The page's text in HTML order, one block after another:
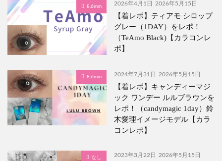
8.6mm 2026年4月1日 2026年5月15日
【着レポ】ティアモ シロップ
グレー（1DAY）をレポ！
（TeAmo Black)【カラコンレ
ポ】
8.6mm 2024年7月31日 2026年5月15日
【着レポ】キャンディーマジ
ック ワンデー ルルブラウンを
レポ！（candymagic 1day）鈴
木愛理イメージモデル【カラ
コンレポ】
なし 2023年3月22日 2026年5月15日